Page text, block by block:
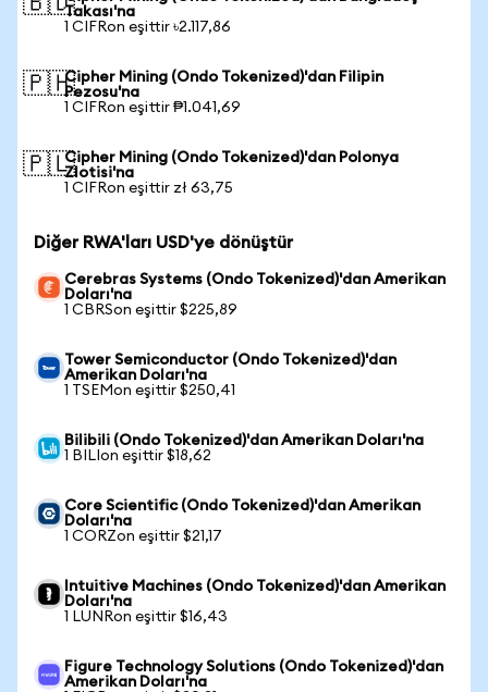
Takası'na
1 CIFRon eşittir ৳2.117,86
🇵🇭Cipher Mining (Ondo Tokenized)'dan Filipin
Pezosu'na
1 CIFRon eşittir ₱1.041,69
🇵🇱Cipher Mining (Ondo Tokenized)'dan Polonya
Zlotisi'na
1 CIFRon eşittir zł 63,75
Diğer RWA'ları USD'ye dönüştür
Cerebras Systems (Ondo Tokenized)'dan Amerikan
Doları'na
1 CBRSon eşittir $225,89
Tower Semiconductor (Ondo Tokenized)'dan
Amerikan Doları'na
1 TSEMon eşittir $250,41
Bilibili (Ondo Tokenized)'dan Amerikan Doları'na
1 BILIon eşittir $18,62
Core Scientific (Ondo Tokenized)'dan Amerikan
Doları'na
1 CORZon eşittir $21,17
Intuitive Machines (Ondo Tokenized)'dan Amerikan
Doları'na
1 LUNRon eşittir $16,43
Figure Technology Solutions (Ondo Tokenized)'dan
Amerikan Doları'na